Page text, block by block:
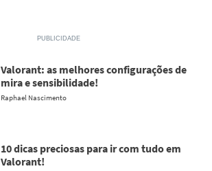
Valorant: as melhores configurações de
mira e sensibilidade!
Raphael Nascimento
10 dicas preciosas para ir com tudo em
Valorant!